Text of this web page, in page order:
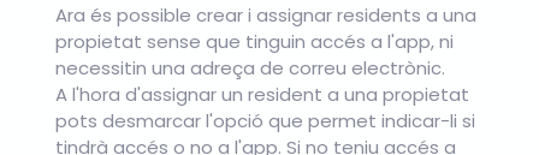
Ara és possible crear i assignar residents a una
propietat sense que tinguin accés a l'app, ni
necessitin una adreça de correu electrònic.
A l'hora d'assignar un resident a una propietat
pots desmarcar l'opció que permet indicar-li si
tindrà accés o no a l'app. Si no teniu accés a